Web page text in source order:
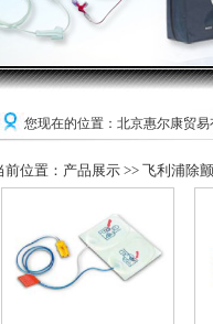
您现在的位置：北京惠尔康贸
前位置：产品展示 >> 飞利浦除